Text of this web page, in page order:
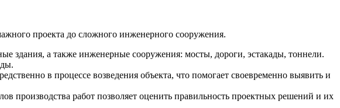
проекта до сложного инженерного сооружения.
а также инженерные сооружения: мосты, дороги, эстакады, тоннели.
в процессе возведения объекта, что помогает своевременно выявить и
производства работ позволяет оценить правильность проектных решений и их